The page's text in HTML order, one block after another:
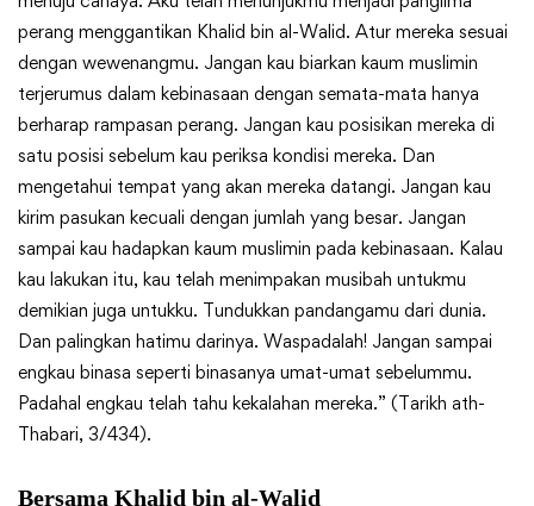
perang menggantikan Khalid bin al-Walid. Atur mereka sesuai
dengan wewenangmu. Jangan kau biarkan kaum muslimin
terjerumus dalam kebinasaan dengan semata-mata hanya
berharap rampasan perang. Jangan kau posisikan mereka di
satu posisi sebelum kau periksa kondisi mereka. Dan
mengetahui tempat yang akan mereka datangi. Jangan kau
kirim pasukan kecuali dengan jumlah yang besar. Jangan
sampai kau hadapkan kaum muslimin pada kebinasaan. Kalau
kau lakukan itu, kau telah menimpakan musibah untukmu
demikian juga untukku. Tundukkan pandangamu dari dunia.
Dan palingkan hatimu darinya. Waspadalah! Jangan sampai
engkau binasa seperti binasanya umat-umat sebelummu.
Padahal engkau telah tahu kekalahan mereka.” (Tarikh ath-
Thabari, 3/434).
Bersama Khalid bin al-Walid